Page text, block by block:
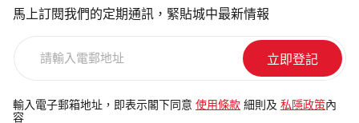
馬上訂閱我們的定期通訊，緊貼城中最新情報
電
輸入電子郵箱地址，即表示閣下同意 使用條款 細則及 私隱政策 內
容